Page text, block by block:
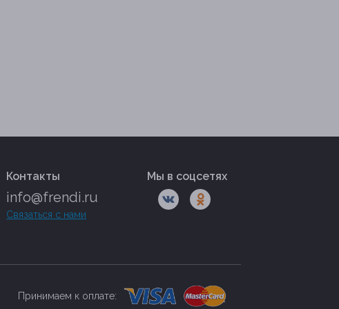
Контакты
info@frendi.ru
Связаться с нами
Мы в соцсетях
Принимаем к оплате: